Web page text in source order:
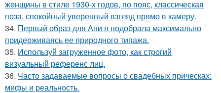
женщины в стиле 1930-х годов, по пояс, классическая
поза, спокойный уверенный взгляд прямо в камеру.
34. Первый образ для Ани я подобрала максимально
придерживаясь ее природного типажа.
35. Используй загруженное фото, как строгий
визуальный референс лиц.
36. Часто задаваемые вопросы о свадебных прическах:
мифы и реальность.